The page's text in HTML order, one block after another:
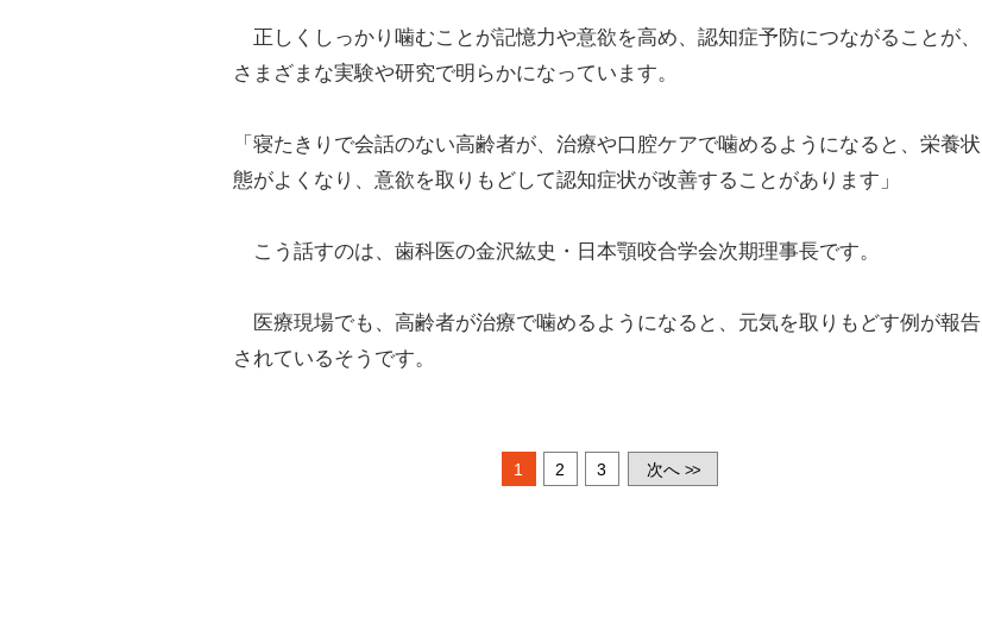
正しくしっかり噛むことが記憶力や意欲を高め、認知症予防につながることが、
さまざまな実験や研究で明らかになっています。
「寝たきりで会話のない高齢者が、治療や口腔ケアで噛めるようになると、栄養状
態がよくなり、意欲を取りもどして認知症状が改善することがあります」
こう話すのは、歯科医の金沢紘史・日本顎咬合学会次期理事長です。
医療現場でも、高齢者が治療で噛めるようになると、元気を取りもどす例が報告
されているそうです。
1 2 3 次へ >>